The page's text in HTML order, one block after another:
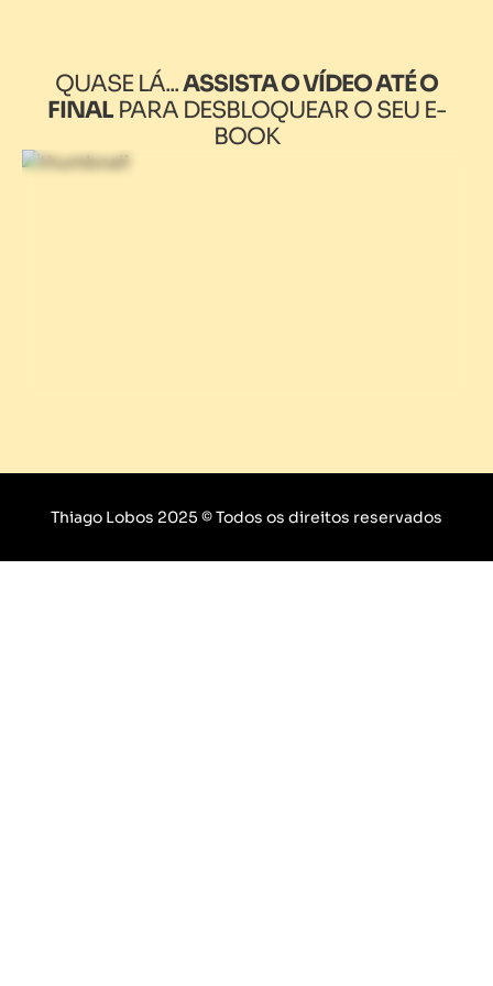
QUASE LÁ...ASSISTA O VÍDEO ATÉ O
FINAL PARA DESBLOQUEAR O SEU E-
BOOK
Thiago Lobos 2025 © Todos os direitos reservados